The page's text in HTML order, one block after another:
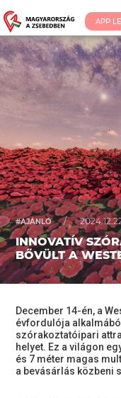
APP
#AJÁNLÓ /
INNOVATÍV
BŐVÜLT A
December 14-én, a
évfordulója
szórakoztatóipari
helyet. Ez a világon
és 7 méter magas
a bevásárlás közbeni